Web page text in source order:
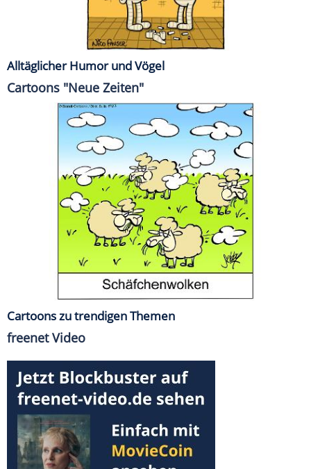
Alltäglicher Humor und Vögel
Cartoons "Neue Zeiten"
Cartoons zu trendigen Themen
freenet Video